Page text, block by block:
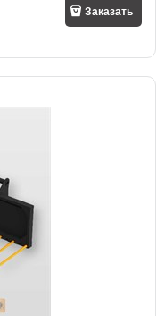
Заказать